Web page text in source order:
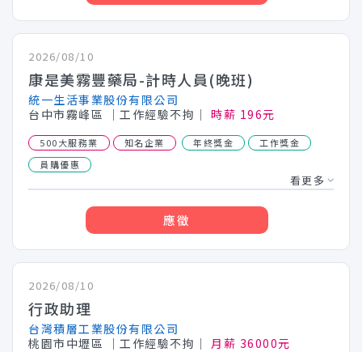
2026/08/10
康是美霧豐藥局-計時人員(晚班)
統一生活事業股份有限公司
台中市霧峰區
│工作經驗不拘│ 時薪 196元
500大服務業 知名企業 年終獎金
工作獎金
員購優惠
看更多
應徵
2026/08/10
行政助理
台灣積層工業股份有限公司
桃園市中壢區
│工作經驗不拘│ 月薪 36000元